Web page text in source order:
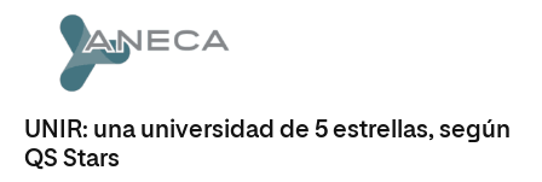
UNIR: una universidad de 5 estrellas, según
QS Stars